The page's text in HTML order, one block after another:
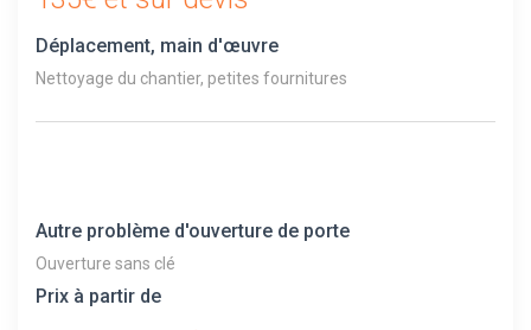
Déplacement, main d'œuvre
Nettoyage du chantier, petites fournitures
Autre problème d'ouverture de porte
Ouverture sans clé
Prix à partir de